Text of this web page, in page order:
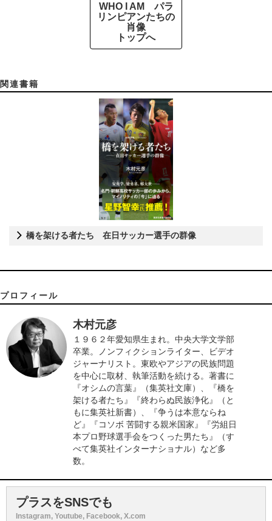
WHO I AM パラ
リンピアンたちの
肖像
トップへ
関連書籍
橋を架ける者たち 在日サッカー選手の群像
プロフィール
木村元彦
１９６２年愛知県生まれ。中央大学文学部
卒業。ノンフィクションライター、ビデオ
ジャーナリスト。東欧やアジアの民族問題
を中心に取材、執筆活動を続ける。著書に
『オシムの言葉』（集英社文庫）、『橋を
架ける者たち』『終わらぬ民族浄化』（と
もに集英社新書）、『争うは本意ならね
ど』『コソボ 苦闘する親米国家』『労組日
本プロ野球選手会をつくった男たち』（す
べて集英社インターナショナル）など多
数。
プラスをSNSでも
Instagram, Youtube, Facebook, X.com